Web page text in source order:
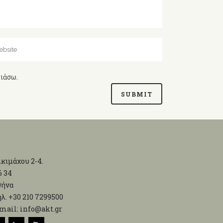
2-4.
34
+30 210 7299500
info@akt.gr